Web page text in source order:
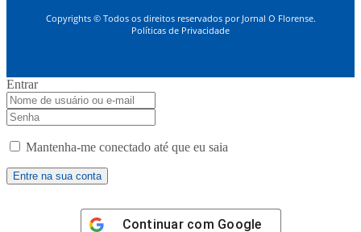
Copyrights © Todos os direitos reservados por Jornal O Florense.
Políticas de Privacidade
Entrar
Mantenha-me conectado até que eu saia
Continuar com Google